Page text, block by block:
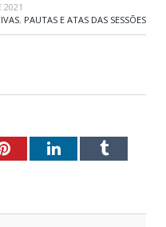
2021
, PAUTAS E ATAS DAS SESSÕES
PinterestLinkedInTumblr